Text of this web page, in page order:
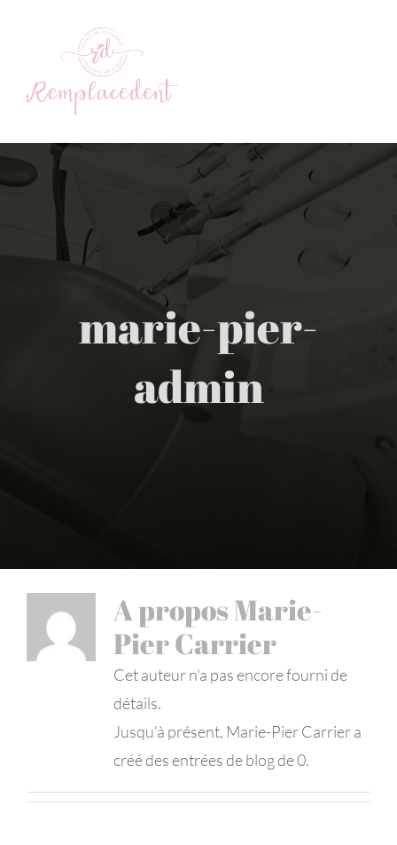
marie-pier-
admin
A proposMarie-
Pier Carrier
Cet auteur n'a pas encore fourni de
détails.
Jusqu'à présent, Marie-Pier Carrier a
créé des entrées de blog de 0.